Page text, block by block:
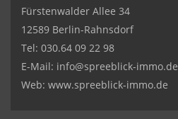
Fürstenwalder Allee 34
12589 Berlin-Rahnsdorf
Tel: 030.64 09 22 98
E-Mail: info@spreeblick-immo.de
Web: www.spreeblick-immo.de